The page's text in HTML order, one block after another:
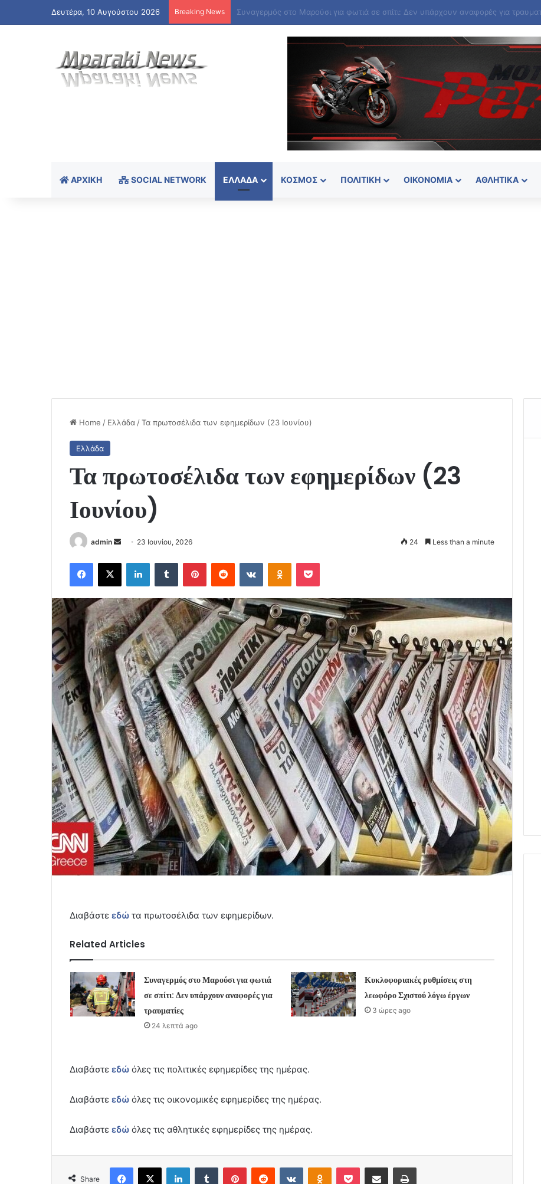
Δευτέρα, 10 Αυγούστου 2026 Breaking News
ΑΡΧΙΚΉ SOCIAL NETWORK ΕΛΛΆΔΑ ΚΌΣΜΟΣ ΠΟΛΙΤΙΚΉ ΟΙΚΟΝΟΜΊΑ ΑΘΛΗΤΙΚΆ
Home / Ελλάδα /Τα πρωτοσέλιδα των εφημερίδων (23 Ιουνίου)
Ελλάδα
Τα πρωτοσέλιδα των εφημερίδων (23
Ιουνίου)
admin
Send
email
23 Ιουνίου, 2026 24 Less than a minute
Facebook
X LinkedInTumblr PinterestReddit VKontakteOdnoklassniki
Pocket
Διαβάστε εδώ τα πρωτοσέλιδα των εφημερίδων.
Related Articles
Συναγερμός στο Μαρούσι για φωτιά
σε σπίτι: Δεν υπάρχουν αναφορές για
τραυματίες
24 λεπτά ago
Κυκλοφοριακές ρυθμίσεις στη
λεωφόρο Σχιστού λόγω έργων
3 ώρες ago
Διαβάστε εδώ όλες τις πολιτικές εφημερίδες της ημέρας.
Διαβάστε εδώ όλες τις οικονομικές εφημερίδες της ημέρας.
Διαβάστε εδώ όλες τις αθλητικές εφημερίδες της ημέρας.
Share
Facebook
X LinkedInTumblr PinterestReddit VKontakteOdnoklassniki
Pocket Share via Email Print